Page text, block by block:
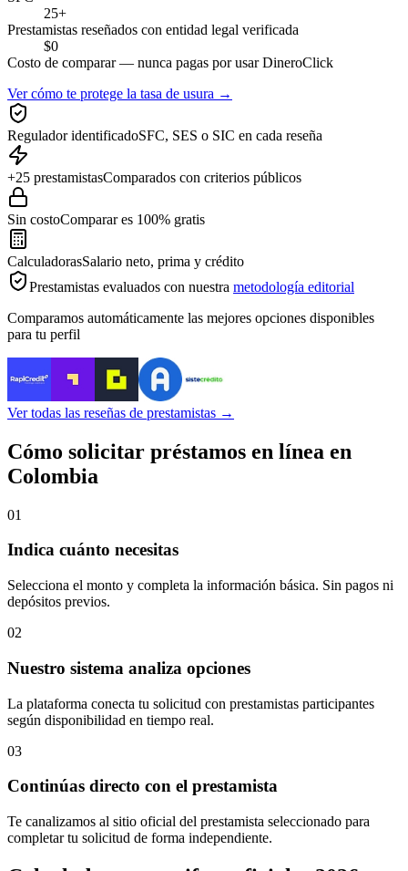
25+
Prestamistas reseñados con entidad legal verificada
$0
Costo de comparar — nunca pagas por usar DineroClick
Ver cómo te protege la tasa de usura →
Regulador identificadoSFC, SES o SIC en cada reseña
+25 prestamistasComparados con criterios públicos
Sin costoComparar es 100% gratis
CalculadorasSalario neto, prima y crédito
Prestamistas evaluados con nuestra metodología editorial
Comparamos automáticamente las mejores opciones disponibles
para tu perfil
Ver todas las reseñas de prestamistas →
Cómo solicitar préstamos en línea en
Colombia
01
Indica cuánto necesitas
Selecciona el monto y completa la información básica. Sin pagos ni
depósitos previos.
02
Nuestro sistema analiza opciones
La plataforma conecta tu solicitud con prestamistas participantes
según disponibilidad en tiempo real.
03
Continúas directo con el prestamista
Te canalizamos al sitio oficial del prestamista seleccionado para
completar tu solicitud de forma independiente.